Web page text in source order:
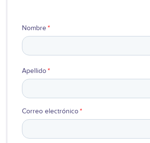
Nombre*
Apellido*
Correo electrónico*